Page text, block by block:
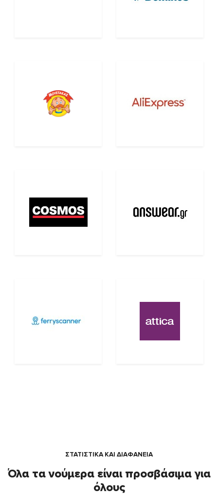
ΣΤΑΤΙΣΤΙΚΑ ΚΑΙ ΔΙΑΦΑΝΕΙΑ
Όλα τα νούμερα είναι προσβάσιμα για
όλους